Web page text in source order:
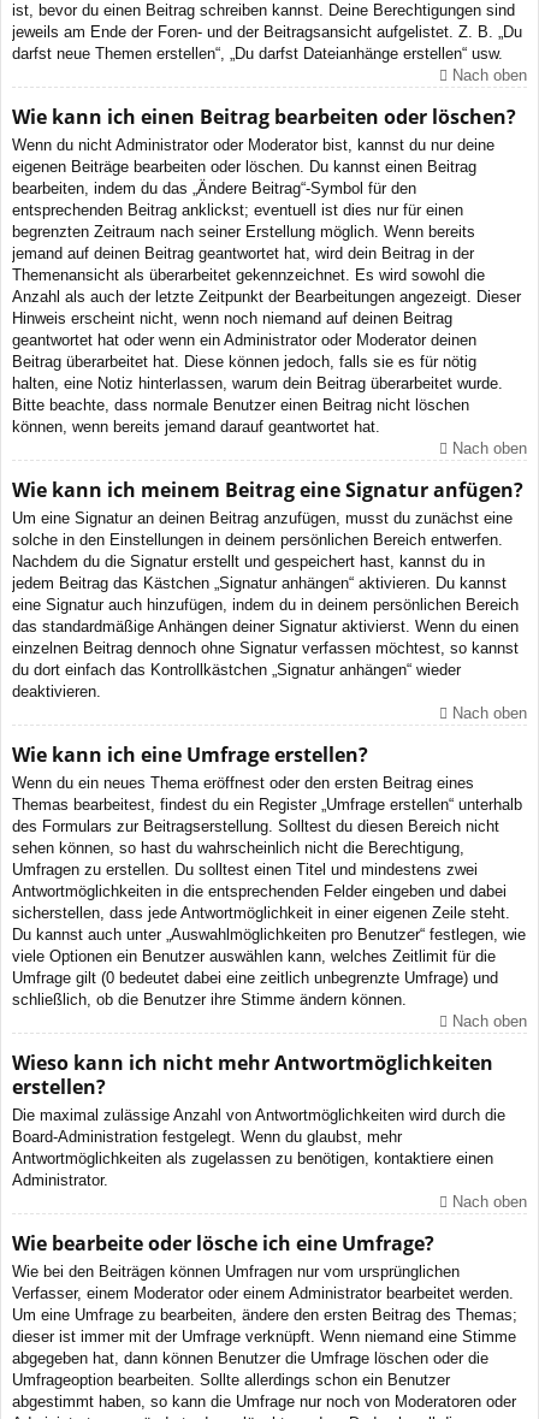
ist, bevor du einen Beitrag schreiben kannst. Deine Berechtigungen sind
jeweils am Ende der Foren- und der Beitragsansicht aufgelistet. Z. B. „Du
darfst neue Themen erstellen“, „Du darfst Dateianhänge erstellen“ usw.
Nach oben
Wie kann ich einen Beitrag bearbeiten oder löschen?
Wenn du nicht Administrator oder Moderator bist, kannst du nur deine
eigenen Beiträge bearbeiten oder löschen. Du kannst einen Beitrag
bearbeiten, indem du das „Ändere Beitrag“-Symbol für den
entsprechenden Beitrag anklickst; eventuell ist dies nur für einen
begrenzten Zeitraum nach seiner Erstellung möglich. Wenn bereits
jemand auf deinen Beitrag geantwortet hat, wird dein Beitrag in der
Themenansicht als überarbeitet gekennzeichnet. Es wird sowohl die
Anzahl als auch der letzte Zeitpunkt der Bearbeitungen angezeigt. Dieser
Hinweis erscheint nicht, wenn noch niemand auf deinen Beitrag
geantwortet hat oder wenn ein Administrator oder Moderator deinen
Beitrag überarbeitet hat. Diese können jedoch, falls sie es für nötig
halten, eine Notiz hinterlassen, warum dein Beitrag überarbeitet wurde.
Bitte beachte, dass normale Benutzer einen Beitrag nicht löschen
können, wenn bereits jemand darauf geantwortet hat.
Nach oben
Wie kann ich meinem Beitrag eine Signatur anfügen?
Um eine Signatur an deinen Beitrag anzufügen, musst du zunächst eine
solche in den Einstellungen in deinem persönlichen Bereich entwerfen.
Nachdem du die Signatur erstellt und gespeichert hast, kannst du in
jedem Beitrag das Kästchen „Signatur anhängen“ aktivieren. Du kannst
eine Signatur auch hinzufügen, indem du in deinem persönlichen Bereich
das standardmäßige Anhängen deiner Signatur aktivierst. Wenn du einen
einzelnen Beitrag dennoch ohne Signatur verfassen möchtest, so kannst
du dort einfach das Kontrollkästchen „Signatur anhängen“ wieder
deaktivieren.
Nach oben
Wie kann ich eine Umfrage erstellen?
Wenn du ein neues Thema eröffnest oder den ersten Beitrag eines
Themas bearbeitest, findest du ein Register „Umfrage erstellen“ unterhalb
des Formulars zur Beitragserstellung. Solltest du diesen Bereich nicht
sehen können, so hast du wahrscheinlich nicht die Berechtigung,
Umfragen zu erstellen. Du solltest einen Titel und mindestens zwei
Antwortmöglichkeiten in die entsprechenden Felder eingeben und dabei
sicherstellen, dass jede Antwortmöglichkeit in einer eigenen Zeile steht.
Du kannst auch unter „Auswahlmöglichkeiten pro Benutzer“ festlegen, wie
viele Optionen ein Benutzer auswählen kann, welches Zeitlimit für die
Umfrage gilt (0 bedeutet dabei eine zeitlich unbegrenzte Umfrage) und
schließlich, ob die Benutzer ihre Stimme ändern können.
Nach oben
Wieso kann ich nicht mehr Antwortmöglichkeiten
erstellen?
Die maximal zulässige Anzahl von Antwortmöglichkeiten wird durch die
Board-Administration festgelegt. Wenn du glaubst, mehr
Antwortmöglichkeiten als zugelassen zu benötigen, kontaktiere einen
Administrator.
Nach oben
Wie bearbeite oder lösche ich eine Umfrage?
Wie bei den Beiträgen können Umfragen nur vom ursprünglichen
Verfasser, einem Moderator oder einem Administrator bearbeitet werden.
Um eine Umfrage zu bearbeiten, ändere den ersten Beitrag des Themas;
dieser ist immer mit der Umfrage verknüpft. Wenn niemand eine Stimme
abgegeben hat, dann können Benutzer die Umfrage löschen oder die
Umfrageoption bearbeiten. Sollte allerdings schon ein Benutzer
abgestimmt haben, so kann die Umfrage nur noch von Moderatoren oder